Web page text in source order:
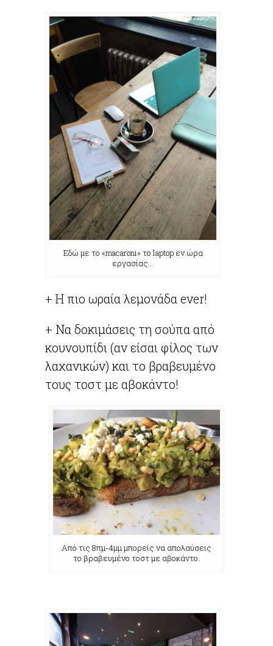
Εδώ με το «macaroni» το laptop εν ώρα
εργασίας…
+ Η πιο ωραία λεμονάδα ever!
+ Να δοκιμάσεις τη σούπα από
κουνουπίδι (αν είσαι φίλος των
λαχανικών) και το βραβευμένο
τους τοστ με αβοκάντο!
Από τις 8πμ-4μμ μπορείς να απολαύσεις
το βραβευμένο τοστ με αβοκάντο.